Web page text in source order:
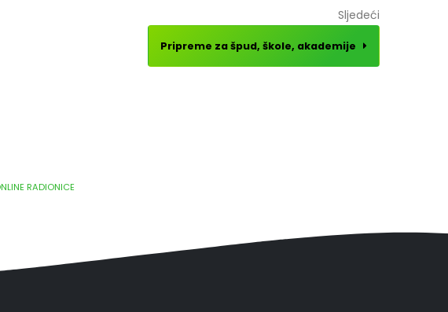
Sljedeći
Pripreme za špud, škole, akademije
RADIONICE